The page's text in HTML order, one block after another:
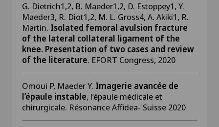
G. Dietrich1,2, B. Maeder1,2, D. Estoppey1, Y.
Maeder3, R. Diot1,2, M. L. Gross4, A. Akiki1, R.
Martin. Isolated femoral avulsion fracture
of the lateral collateral ligament of the
knee. Presentation of two cases and review
of the literature. EFORT Congress, 2020
Omoui P, Maeder Y. Imagerie avancée de
l’épaule instable, l’épaule médicale et
chirurgicale. Résonance Affidea- Suisse 2020